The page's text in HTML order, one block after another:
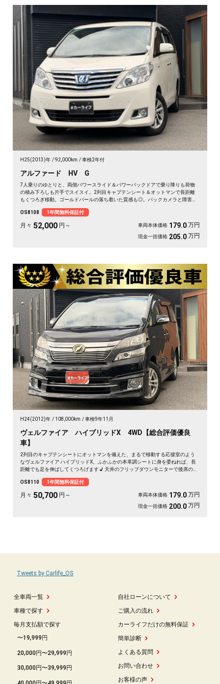
H25(2013)年 92,000km 車検2年付
アルファード HV G
7人乗りのゆとりと、両側パワースライド＆パワーバックドアで乗り降りも荷物
の積み下ろしも片手でスイスイ。2列目キャプテンシート＆オットマンで長距離
もくつろぎ移動。ゴールドパールの落ち着いた質感も◎。バックカメラと障害物
🚗✨💺🙌😊。ロングドライブが待ち遠しくなる一台です《1年保証付》👑
OS8108 1年間無料保証付
月々 52,000 円～ 車両本体価格 179.0 万円
現金一括価格 205.0 万円
H24(2012)年 108,000km 車検9年11月
ヴェルファイア ハイブリッドX 4WD【総合評価優良
車】
2列目のキャプテンシートにオットマンを備えた、まるで移動する応接室のよう
なヴェルファイア ハイブリッドX。ふかふかの本革調シートに身を委ねれば、長
距離でも足を伸ばしてくつろげます💺 天井のフリップダウンモニターで後席の時
で快適な空間が待っています。四輪駆動だから雪道もどんと来い。毎日の移動が
特別なひとときに変わる一台です✨《1年保証付》🚗👑
OS8110 1年間無料保証付
月々 50,700 円～ 車両本体価格 179.0 万円
現金一括価格 200.0 万円
全車両一覧
車種で探す
毎月支払額で探す
〜19,999円
20,000円〜29,999円
30,000円〜39,999円
自社ローンについて
ご購入の流れ
カーライフだけの無料保証
簡単診断
よくある質問
お問い合わせ
お客様の声
Tweets by Carlife_OS